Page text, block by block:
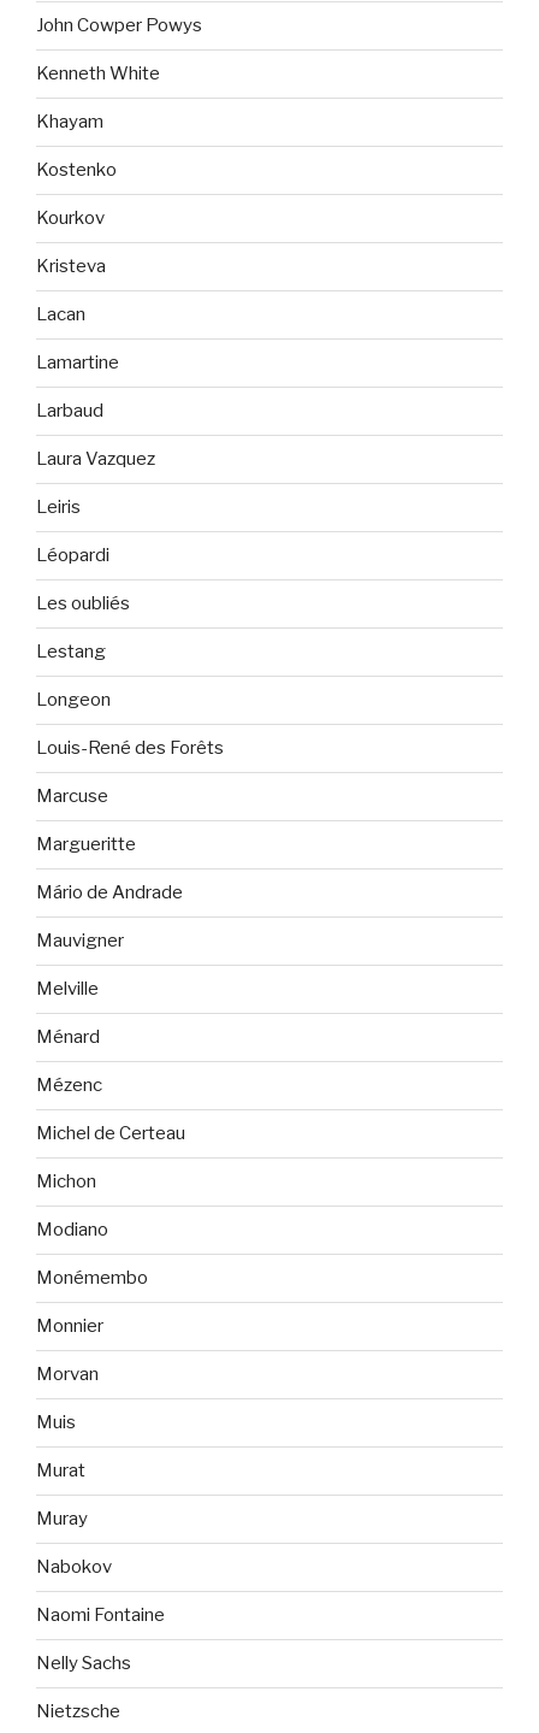
John Cowper Powys
Kenneth White
Khayam
Kostenko
Kourkov
Kristeva
Lacan
Lamartine
Larbaud
Laura Vazquez
Leiris
Léopardi
Les oubliés
Lestang
Longeon
Louis-René des Forêts
Marcuse
Margueritte
Mário de Andrade
Mauvigner
Melville
Ménard
Mézenc
Michel de Certeau
Michon
Modiano
Monémembo
Monnier
Morvan
Muis
Murat
Muray
Nabokov
Naomi Fontaine
Nelly Sachs
Nietzsche